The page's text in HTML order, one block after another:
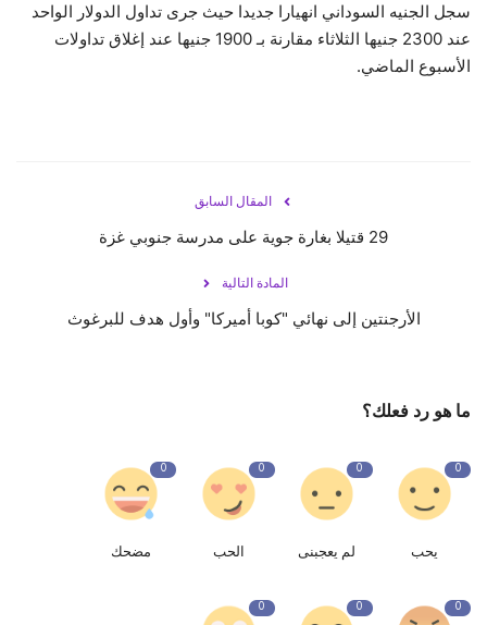
سجل الجنيه السوداني انهيارا جديدا حيث جرى تداول الدولار الواحد
عند 2300 جنيها الثلاثاء مقارنة بـ 1900 جنيها عند إغلاق تداولات
الأسبوع الماضي.
المقال السابق
29 قتيلا بغارة جوية على مدرسة جنوبي غزة
المادة التالية
الأرجنتين إلى نهائي "كوبا أميركا" وأول هدف للبرغوث
ما هو رد فعلك؟
0
يحب
0
لم يعجبنى
0
الحب
0
مضحك
0
0
0